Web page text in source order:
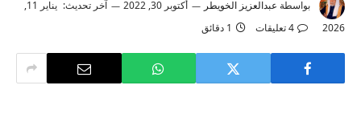
بواسطة عبدالعزيز الخويطر أكتوبر 30, 2022 آخر تحديث:
يناير 11,
2026
4 تعليقات 1 دقائق